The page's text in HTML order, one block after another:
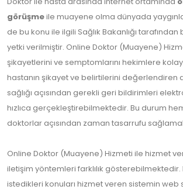
görüşmeile muayene olma dünyada
de bu konu ile ilgili Sağlık Bakanlığı
yetki verilmiştir. Online Doktor (Muayene)
şikayetlerini ve semptomlarını hekimlere
hastanın şikayet ve belirtilerini değerlendiren
sağlığı açısından gerekli geri bildirimleri
hızlıca gerçekleştirebilmektedir. Bu durum
doktorlar açısından zaman tasarrufu
Online Doktor (Muayene) Hizmeti ile hizmet
iletişim yöntemleri farklılık
istedikleri konuları hizmet veren sistemin web